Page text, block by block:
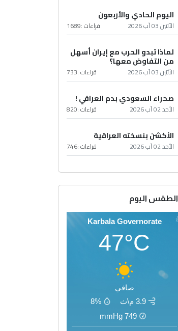
اليوم الحادي والأربعون
الأثنين 03 آب 2026 قراءات :1689
لماذا تبدو الحرب مع إيران أسهل
من التفاوض معها؟
الأثنين 03 آب 2026 قراءات :733
صحراء السعودي بدم العراقي !
الأحد 02 آب 2026 قراءات :820
الأكشن بنسخته العراقية
الأحد 02 آب 2026 قراءات :746
الطقس اليوم
Karbala Governorate
47°C
صافي
3.9 م\ث
8%
749
mmHg